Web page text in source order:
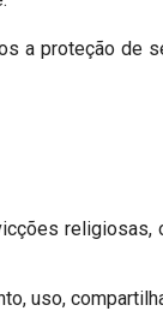
a proteção de
uso,